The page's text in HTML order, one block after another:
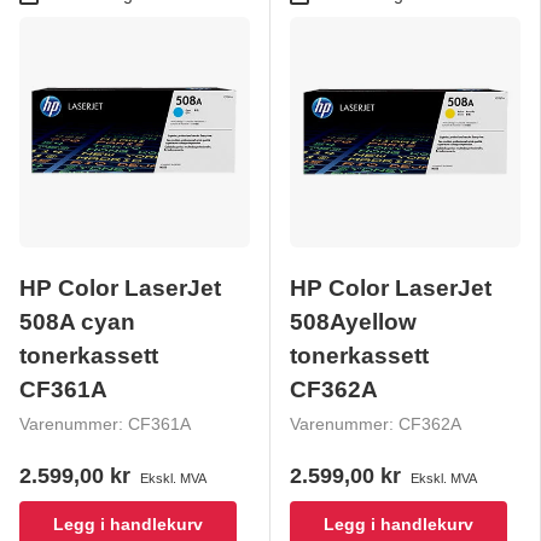
HP Color LaserJet
508A cyan
tonerkassett
CF361A
Varenummer: CF361A
2.599,00 kr Ekskl. MVA
Legg i handlekurv
HP Color LaserJet
508Ayellow
tonerkassett
CF362A
Varenummer: CF362A
2.599,00 kr Ekskl. MVA
Legg i handlekurv